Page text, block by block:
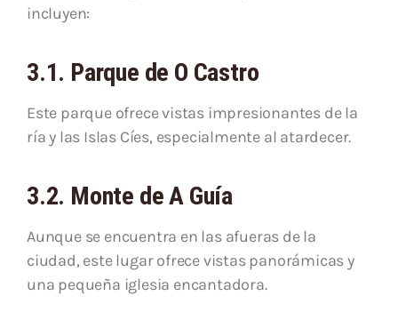
incluyen:
3.1. Parque de O Castro
Este parque ofrece vistas impresionantes de la
ría y las Islas Cíes, especialmente al atardecer.
3.2. Monte de A Guía
Aunque se encuentra en las afueras de la
ciudad, este lugar ofrece vistas panorámicas y
una pequeña iglesia encantadora.